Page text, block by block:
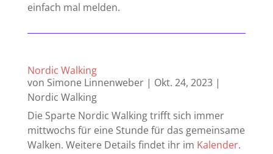
einfach mal melden.
Nordic Walking
von Simone Linnenweber| Okt. 24, 2023|
Nordic Walking
Die Sparte Nordic Walking trifft sich immer
mittwochs für eine Stunde für das gemeinsame
Walken. Weitere Details findet ihr im Kalender.